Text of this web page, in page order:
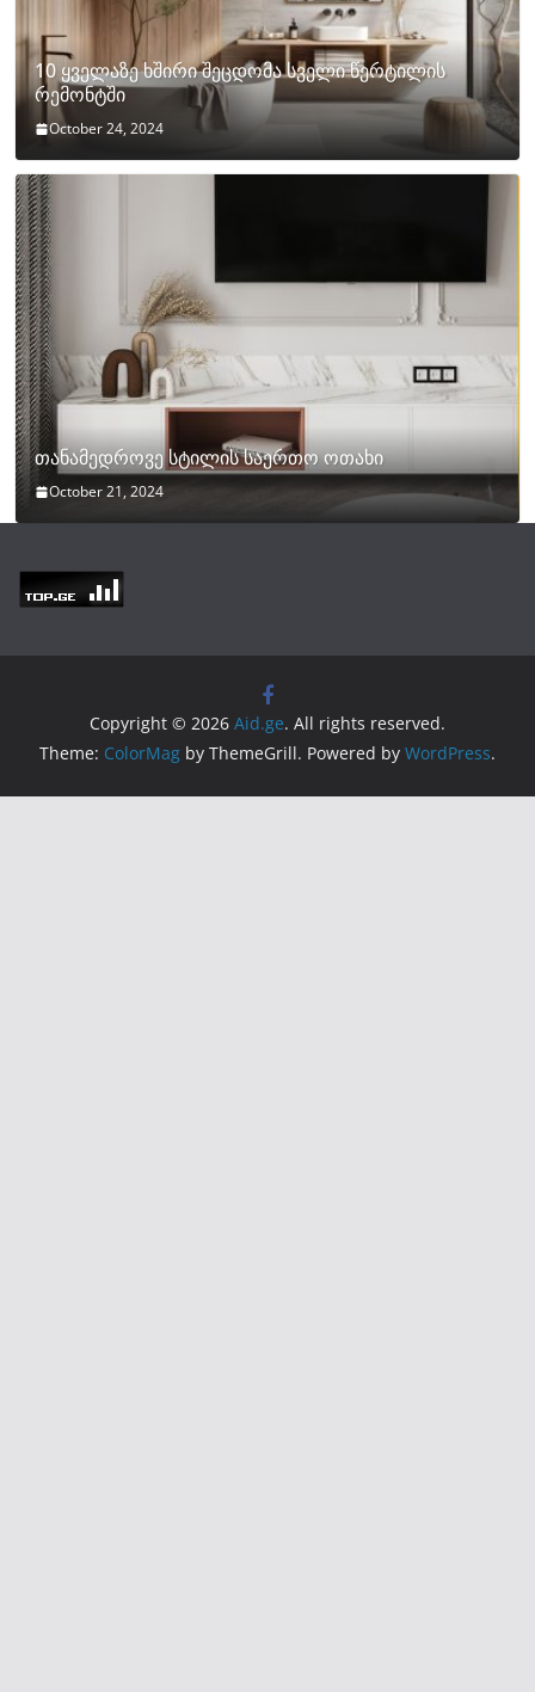
10 ყველაზე ხშირი შეცდომა სველი წერტილის
რემონტში
October 24, 2024
თანამედროვე სტილის საერთო ოთახი
October 21, 2024
Copyright © 2026 Aid.ge. All rights reserved.
Theme: ColorMag by ThemeGrill. Powered by WordPress.